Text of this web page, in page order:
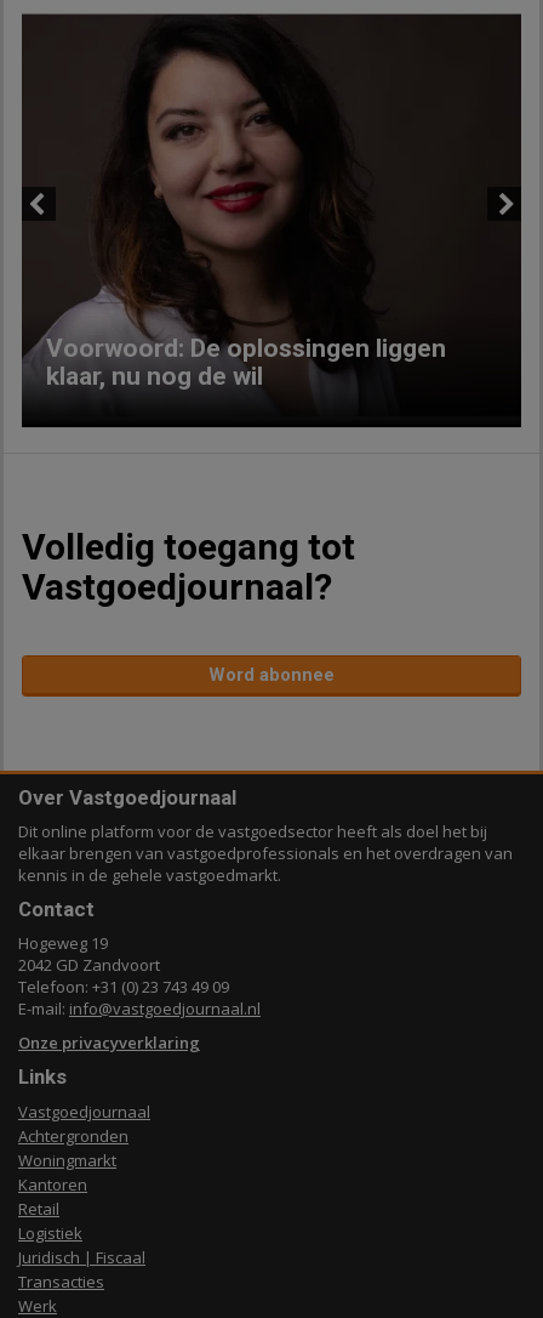
Voorwoord: De oplossingen liggen
klaar, nu nog de wil
Volledig toegang tot
Vastgoedjournaal?
Word abonnee
Over Vastgoedjournaal
Dit online platform voor de vastgoedsector heeft als doel het bij
elkaar brengen van vastgoedprofessionals en het overdragen van
kennis in de gehele vastgoedmarkt.
Contact
Hogeweg 19
2042 GD Zandvoort
Telefoon: +31 (0) 23 743 49 09
E-mail: info@vastgoedjournaal.nl
Onze privacyverklaring
Links
Vastgoedjournaal
Achtergronden
Woningmarkt
Kantoren
Retail
Logistiek
Juridisch | Fiscaal
Transacties
Werk